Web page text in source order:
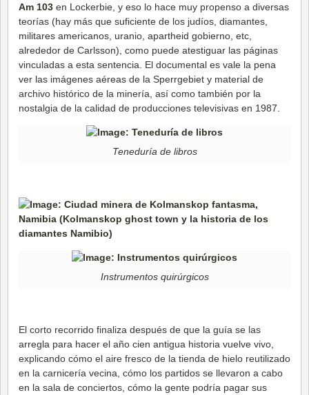
Am 103 en Lockerbie, y eso lo hace muy propenso a diversas
teorías (hay más que suficiente de los judíos, diamantes,
militares americanos, uranio, apartheid gobierno, etc,
alrededor de Carlsson), como puede atestiguar las páginas
vinculadas a esta sentencia. El documental es vale la pena
ver las imágenes aéreas de la Sperrgebiet y material de
archivo histórico de la minería, así como también por la
nostalgia de la calidad de producciones televisivas en 1987.
Teneduría de libros
Instrumentos quirúrgicos
El corto recorrido finaliza después de que la guía se las
arregla para hacer el año cien antigua historia vuelve vivo,
explicando cómo el aire fresco de la tienda de hielo reutilizado
en la carnicería vecina, cómo los partidos se llevaron a cabo
en la sala de conciertos, cómo la gente podría pagar sus